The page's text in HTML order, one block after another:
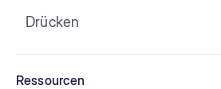
Drücken
Ressourcen